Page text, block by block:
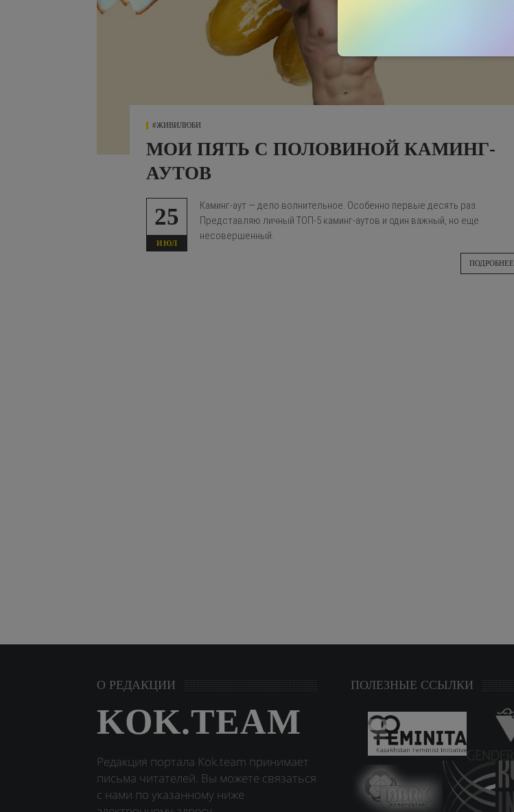
#ЖИВИЛЮБИ
МОИ ПЯТЬ С ПОЛОВИНОЙ КАМИНГ-
АУТОВ
25
ИЮЛ
Каминг-аут — дело волнительное. Особенно первые десять раз.
Представляю личный ТОП-5 каминг-аутов и один важный, но еще
несовершенный.
ПОДРОБНЕЕ
О РЕДАКЦИИ
KOK.TEAM
Редакция портала Kok.team принимает
письма читателей. Вы можете связаться
с нами по указанному ниже
ПОЛЕЗНЫЕ ССЫЛКИ